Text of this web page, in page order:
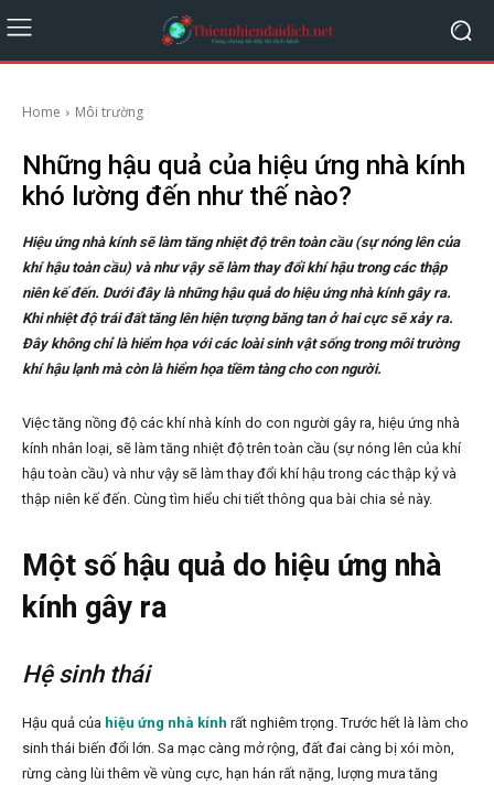
Home Môi trường
Những hậu quả của hiệu ứng nhà kính
khó lường đến như thế nào?
Hiệu ứng nhà kính sẽ làm tăng nhiệt độ trên toàn cầu (sự nóng lên của
khí hậu toàn cầu) và như vậy sẽ làm thay đổi khí hậu trong các thập
niên kế đến. Dưới đây là những hậu quả do hiệu ứng nhà kính gây ra.
Khi nhiệt độ trái đất tăng lên hiện tượng băng tan ở hai cực sẽ xảy ra.
Đây không chỉ là hiểm họa với các loài sinh vật sống trong môi trường
khí hậu lạnh mà còn là hiểm họa tiềm tàng cho con người.
Việc tăng nồng độ các khí nhà kính do con người gây ra, hiệu ứng nhà
kính nhân loại, sẽ làm tăng nhiệt độ trên toàn cầu (sự nóng lên của khí
hậu toàn cầu) và như vậy sẽ làm thay đổi khí hậu trong các thập kỷ và
thập niên kế đến. Cùng tìm hiểu chi tiết thông qua bài chia sẻ này.
Một số hậu quả do hiệu ứng nhà
kính gây ra
Hệ sinh thái
Hậu quả của hiệu ứng nhà kính rất nghiêm trọng. Trước hết là làm cho
sinh thái biến đổi lớn. Sa mạc càng mở rộng, đất đai càng bị xói mòn,
rừng càng lùi thêm về vùng cực, hạn hán rất nặng, lượng mưa tăng